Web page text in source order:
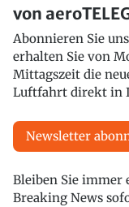
von
Abonnieren Sie
erhalten Sie von
Mittagszeit die
Luftfahrt direkt in
Newsletter
Bleiben Sie immer
Breaking News